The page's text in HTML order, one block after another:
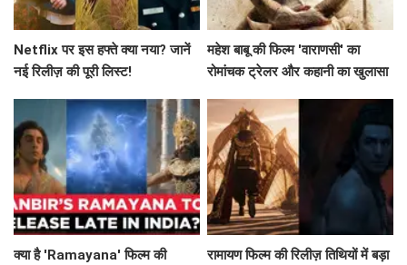
Netflix पर इस हफ्ते क्या नया? जानें
नई रिलीज़ की पूरी लिस्ट!
महेश बाबू की फिल्म 'वाराणसी' का
रोमांचक ट्रेलर और कहानी का खुलासा
क्या है 'Ramayana' फिल्म की
रामायण फिल्म की रिलीज़ तिथियों में बड़ा